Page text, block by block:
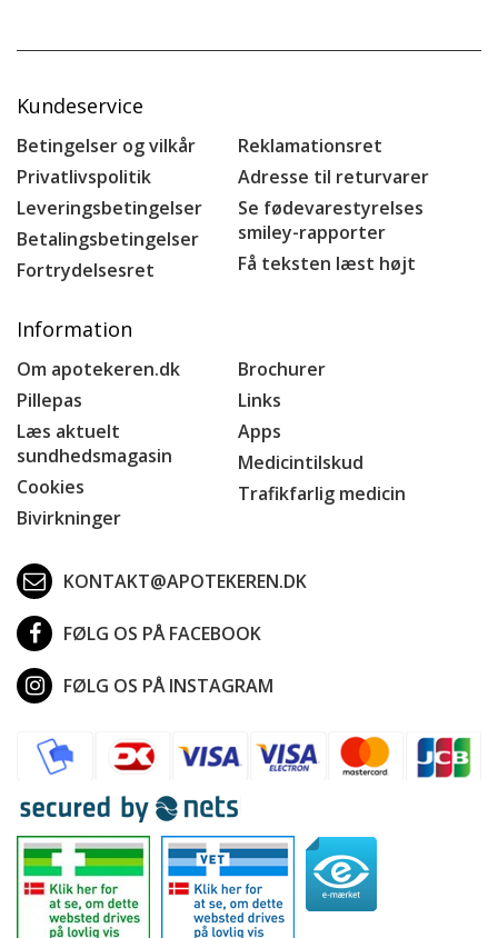
Kundeservice
Betingelser og vilkår
Privatlivspolitik
Leveringsbetingelser
Betalingsbetingelser
Fortrydelsesret
Reklamationsret
Adresse til returvarer
Se fødevarestyrelses
smiley-rapporter
Få teksten læst højt
Information
Om apotekeren.dk
Pillepas
Læs aktuelt
sundhedsmagasin
Cookies
Bivirkninger
Brochurer
Links
Apps
Medicintilskud
Trafikfarlig medicin
KONTAKT@APOTEKEREN.DK
FØLG OS PÅ FACEBOOK
FØLG OS PÅ INSTAGRAM